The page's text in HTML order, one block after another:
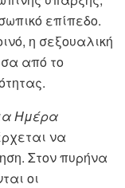
επίπεδο.
η σεξουαλική
από το
Ημέρα
να
Στον πυρήνα
οι